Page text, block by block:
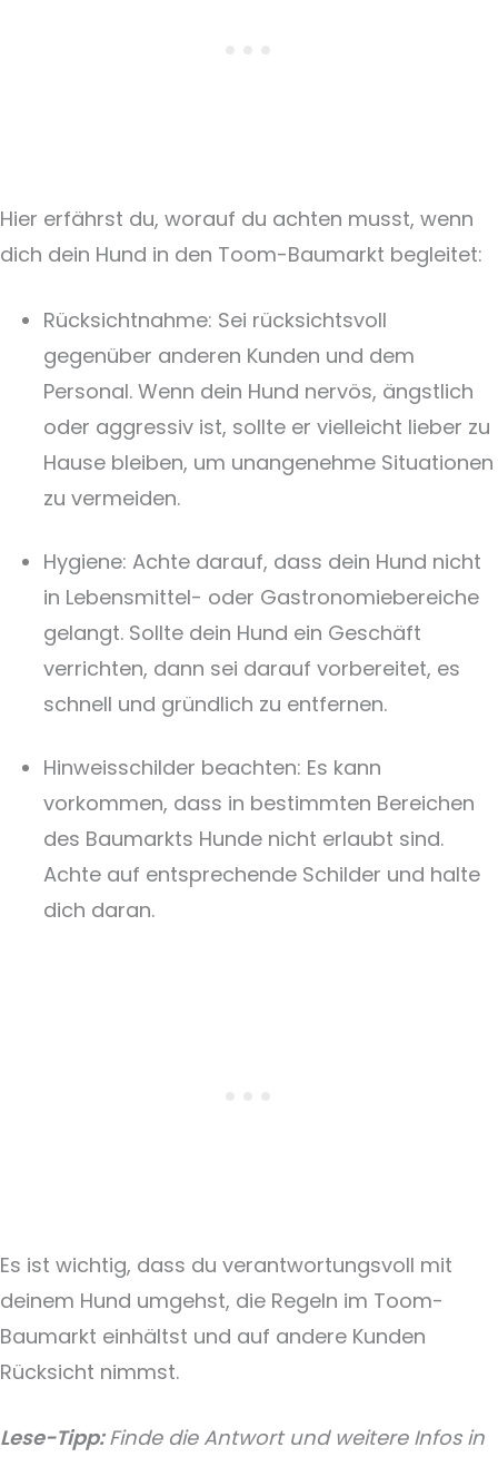
Hier erfährst du, worauf du achten musst, wenn
dich dein Hund in den Toom-Baumarkt begleitet:
Rücksichtnahme: Sei rücksichtsvoll
gegenüber anderen Kunden und dem
Personal. Wenn dein Hund nervös, ängstlich
oder aggressiv ist, sollte er vielleicht lieber zu
Hause bleiben, um unangenehme Situationen
zu vermeiden.
Hygiene: Achte darauf, dass dein Hund nicht
in Lebensmittel- oder Gastronomiebereiche
gelangt. Sollte dein Hund ein Geschäft
verrichten, dann sei darauf vorbereitet, es
schnell und gründlich zu entfernen.
Hinweisschilder beachten: Es kann
vorkommen, dass in bestimmten Bereichen
des Baumarkts Hunde nicht erlaubt sind.
Achte auf entsprechende Schilder und halte
dich daran.
Es ist wichtig, dass du verantwortungsvoll mit
deinem Hund umgehst, die Regeln im Toom-
Baumarkt einhältst und auf andere Kunden
Rücksicht nimmst.
Lese-Tipp:Finde die Antwort und weitere Infos in